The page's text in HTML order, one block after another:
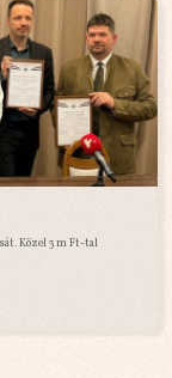
Közel 3 m Ft-tal